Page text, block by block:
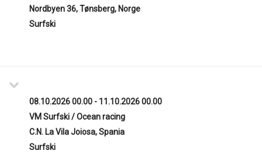
Nordbyen 36, Tønsberg, Norge
Surfski
08.10.2026 00.00 - 11.10.2026 00.00
VM Surfski / Ocean racing
C.N. La Vila Joiosa, Spania
Surfski